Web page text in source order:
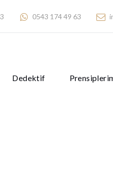
0543 174 49 63
Dedektif